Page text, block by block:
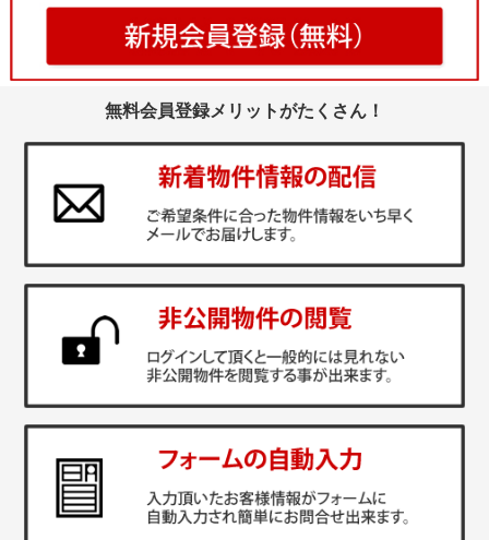
無料会員登録メリットがたくさん！